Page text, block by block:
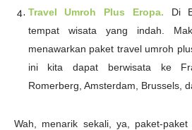
Travel Umroh Plus Eropa.
Di
tempat wisata yang indah.
menawarkan paket travel umroh
ini kita dapat berwisata ke
Romerberg, Amsterdam, Brussels,
Wah, menarik sekali, ya, paket-